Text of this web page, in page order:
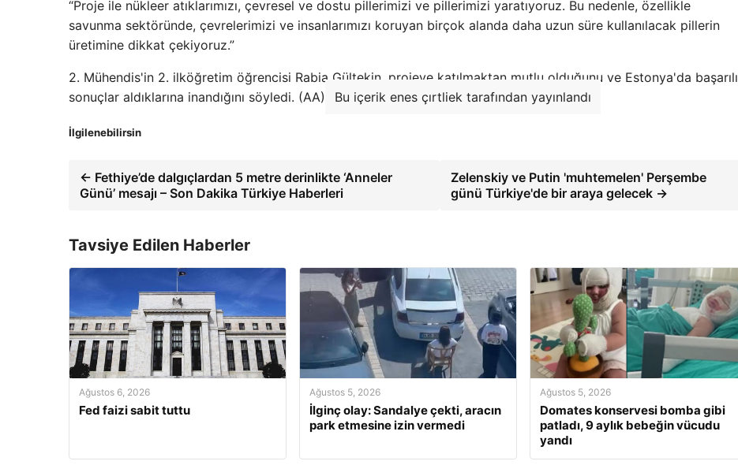
“Proje ile nükleer atıklarımızı, çevresel ve dostu pillerimizi ve pillerimizi yaratıyoruz. Bu nedenle, özellikle
savunma sektöründe, çevrelerimizi ve insanlarımızı koruyan birçok alanda daha uzun süre kullanılacak pillerin
üretimine dikkat çekiyoruz.”
2. Mühendis'in 2. ilköğretim öğrencisi Rabia Gültekin, projeye katılmaktan mutlu olduğunu ve Estonya'da başarılı
sonuçlar aldıklarına inandığını söyledi. (AA)
Bu içerik enes çırtliek tarafından yayınlandı
İlgilenebilirsin
← Fethiye’de dalgıçlardan 5 metre derinlikte ‘Anneler
Günü’ mesajı – Son Dakika Türkiye Haberleri
Zelenskiy ve Putin 'muhtemelen' Perşembe
günü Türkiye'de bir araya gelecek →
Tavsiye Edilen Haberler
Ağustos 6, 2026
Fed faizi sabit tuttu
Ağustos 5, 2026
İlginç olay: Sandalye çekti, aracın
park etmesine izin vermedi
Ağustos 5, 2026
Domates konservesi bomba gibi
patladı, 9 aylık bebeğin vücudu
yandı